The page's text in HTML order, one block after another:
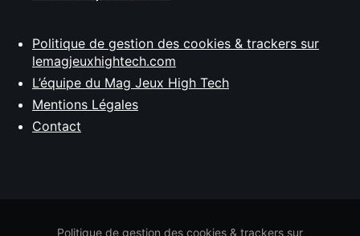
Politique de gestion des cookies & trackers sur
lemagjeuxhightech.com
L’équipe du Mag Jeux High Tech
Mentions Légales
Contact
Politique de gestion des cookies & trackers sur